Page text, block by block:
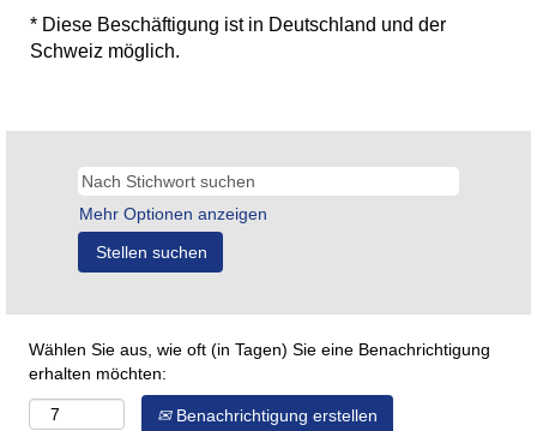
* Diese Beschäftigung ist in Deutschland und der
Schweiz möglich.
Mehr Optionen anzeigen
Wählen Sie aus, wie oft (in Tagen) Sie eine Benachrichtigung
erhalten möchten:
Benachrichtigung erstellen